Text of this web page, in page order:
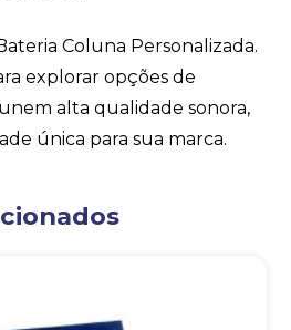
Coluna Personalizada.
explorar opções de
alta qualidade sonora,
única para sua marca.